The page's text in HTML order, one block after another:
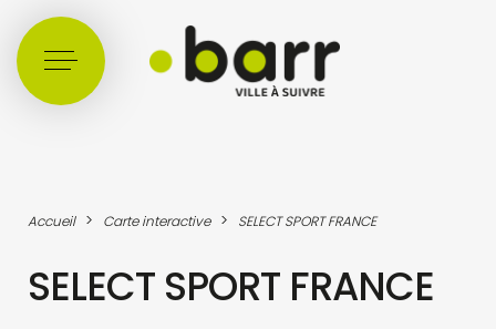
Accueil > Carte interactive > SELECT SPORT FRANCE
SELECT SPORT FRANCE